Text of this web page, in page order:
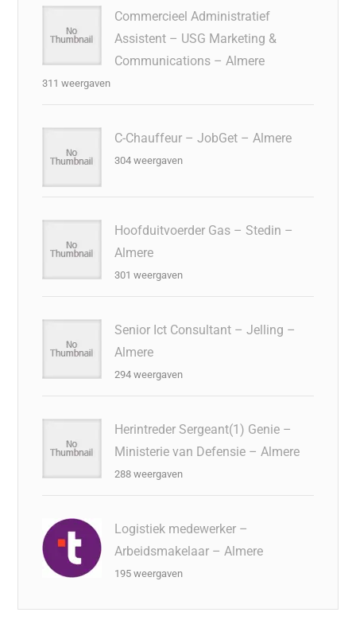
Commercieel Administratief
Assistent – USG Marketing &
Communications – Almere
311 weergaven
C-Chauffeur – JobGet – Almere
304 weergaven
Hoofduitvoerder Gas – Stedin –
Almere
301 weergaven
Senior Ict Consultant – Jelling –
Almere
294 weergaven
Herintreder Sergeant(1) Genie –
Ministerie van Defensie – Almere
288 weergaven
Logistiek medewerker –
Arbeidsmakelaar – Almere
195 weergaven